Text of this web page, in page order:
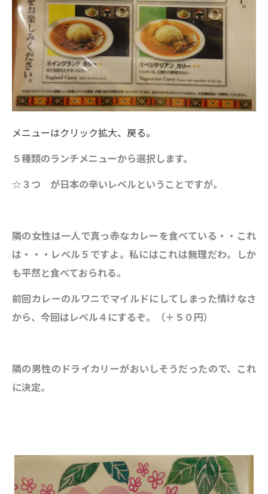
メニューはクリック拡大、戻る。
５種類のランチメニューから選択します。
☆３つ が日本の辛いレベルということですが。
隣の女性は一人で真っ赤なカレーを食べている・・これ
は・・・レベル５ですよ。私にはこれは無理だわ。しか
も平然と食べておられる。
前回カレーのルワニでマイルドにしてしまった情けなさ
から、今回はレベル４にするぞ。（＋５０円）
隣の男性のドライカリーがおいしそうだったので、これ
に決定。